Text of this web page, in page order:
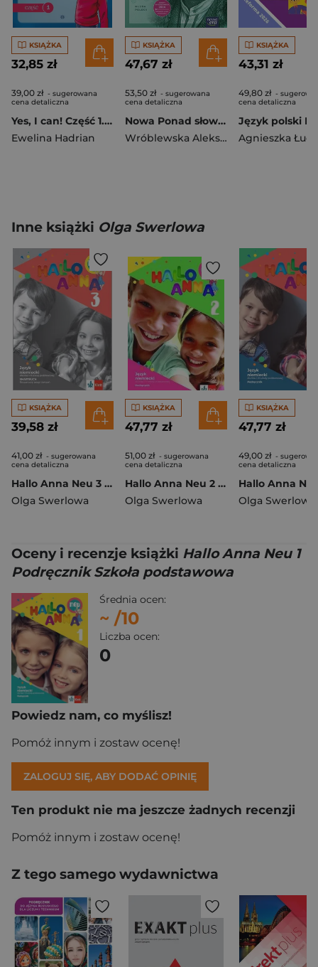
KSIĄŻKA
32,85 zł
39,00 zł - sugerowana
cena detaliczna
Yes, I can! Część 1. Zadania do nauki języka angielskiego dla uczniów klas 4–8 ze specjalnymi potrzebami edukacyjnymi
Ewelina Hadrian
KSIĄŻKA
47,67 zł
53,50 zł - sugerowana
cena detaliczna
Nowa Ponad słowami Język polski podręcznik 3 część 1 liceum i technikum zakres podstawowy i rozszerzony EDYCJA 2026
Wróblewska Aleksandra
,Joanna
KSIĄŻKA
43,31 zł
49,80 zł -
cena detaliczna
Agnieszka
Inne książki Olga Swerlowa
KSIĄŻKA
39,58 zł
41,00 zł - sugerowana
cena detaliczna
Hallo Anna Neu 3 Smartbuch + kod dostępu Szkoła podstawowa
Olga Swerlowa
KSIĄŻKA
47,77 zł
51,00 zł - sugerowana
cena detaliczna
Hallo Anna Neu 2 Podręcznik Szkoła podstawowa
Olga Swerlowa
KSIĄŻKA
47,77 zł
49,00 zł -
cena detaliczna
Olga Swerlowa
Oceny i recenzje książki Hallo Anna Neu 1
Podręcznik Szkoła podstawowa
Średnia ocen:
~ /10
Liczba ocen:
0
Powiedz nam, co myślisz!
Pomóż innym i zostaw ocenę!
ZALOGUJ SIĘ, ABY DODAĆ OPINIĘ
Ten produkt nie ma jeszcze żadnych recenzji
Pomóż innym i zostaw ocenę!
Z tego samego wydawnictwa